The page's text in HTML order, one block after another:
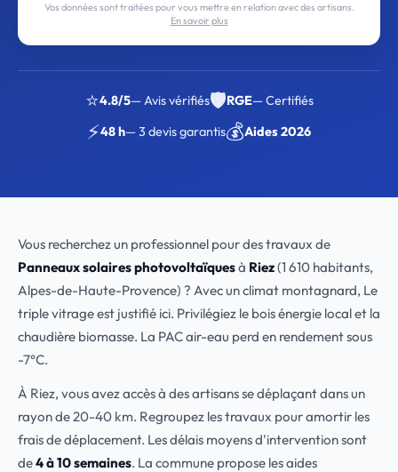
Vos données sont traitées pour vous mettre en relation avec des artisans.
En savoir plus
⭐4.8/5— Avis vérifiés🛡️RGE— Certifiés
⚡48 h— 3 devis garantis💰Aides 2026
Vous recherchez un professionnel pour des travaux de
Panneaux solaires photovoltaïquesà Riez(1 610 habitants,
Alpes-de-Haute-Provence) ? Avec un climat montagnard, Le
triple vitrage est justifié ici. Privilégiez le bois énergie local et la
chaudière biomasse. La PAC air-eau perd en rendement sous
-7°C.
À Riez, vous avez accès à des artisans se déplaçant dans un
rayon de 20-40 km. Regroupez les travaux pour amortir les
frais de déplacement. Les délais moyens d'intervention sont
de4 à 10 semaines. La commune propose les aides